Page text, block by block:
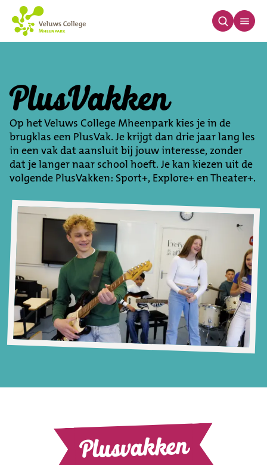
PlusVakken
PlusVakken
Op het Veluws College Mheenpark kies je in de
brugklas een PlusVak. Je krijgt dan drie jaar lang les
in een vak dat aansluit bij jouw interesse, zonder
dat je langer naar school hoeft. Je kan kiezen uit de
volgende PlusVakken: Sport+, Explore+ en Theater+.
Plusvakken